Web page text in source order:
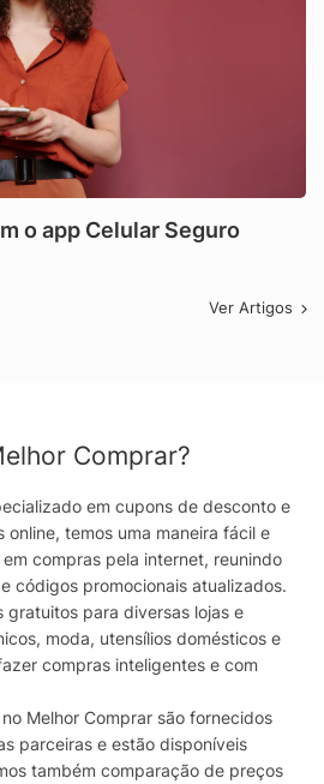
o app Celular Seguro
Ver Artigos
Comprar?
em cupons de desconto e
online, temos uma maneira fácil e
compras pela internet, reunindo
códigos promocionais atualizados.
gratuitos para diversas lojas e
moda, utensílios domésticos e
compras inteligentes e com
Melhor Comprar são fornecidos
parceiras e estão disponíveis
também comparação de preços